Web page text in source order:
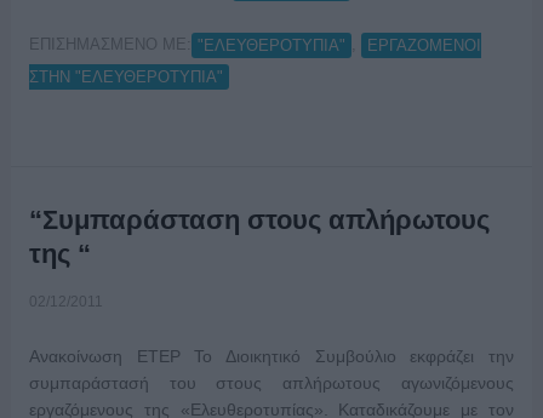
ΕΠΙΣΗΜΑΣΜΕΝΟ ΜΕ: "ΕΛΕΥΘΕΡΟΤΥΠΙΑ"
ΕΡΓΑΖΟΜΕΝΟΙ
ΣΤΗΝ "ΕΛΕΥΘΕΡΟΤΥΠΙΑ"
“Συμπαράσταση στους απλήρωτους
της “
02/12/2011
Ανακοίνωση ΕΤΕΡ Το Διοικητικό Συμβούλιο εκφράζει την
συμπαράστασή του στους απλήρωτους αγωνιζόμενους
εργαζόμενους της «Ελευθεροτυπίας». Καταδικάζουμε με τον